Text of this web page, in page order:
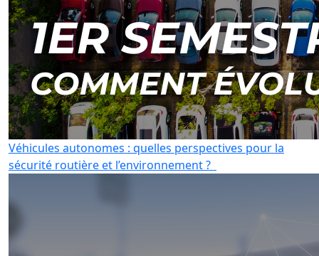
Véhicules autonomes : quelles perspectives pour la
sécurité routière et l’environnement ?